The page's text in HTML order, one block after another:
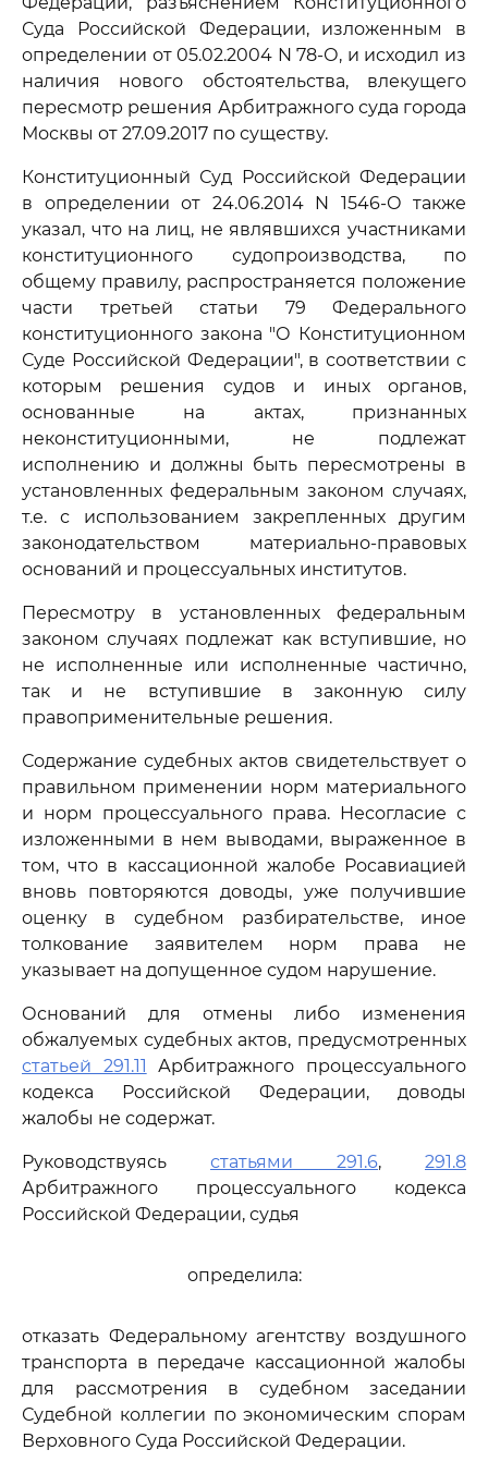
Суда Российской Федерации, изложенным в
определении от 05.02.2004 N 78-О, и исходил из
наличия нового обстоятельства, влекущего
пересмотр решения Арбитражного суда города
Москвы от 27.09.2017 по существу.
Конституционный Суд Российской Федерации
в определении от 24.06.2014 N 1546-О также
указал, что на лиц, не являвшихся участниками
конституционного судопроизводства, по
общему правилу, распространяется положение
части третьей статьи 79 Федерального
конституционного закона "О Конституционном
Суде Российской Федерации", в соответствии с
которым решения судов и иных органов,
основанные на актах, признанных
неконституционными, не подлежат
исполнению и должны быть пересмотрены в
установленных федеральным законом случаях,
т.е. с использованием закрепленных другим
законодательством материально-правовых
оснований и процессуальных институтов.
Пересмотру в установленных федеральным
законом случаях подлежат как вступившие, но
не исполненные или исполненные частично,
так и не вступившие в законную силу
правоприменительные решения.
Содержание судебных актов свидетельствует о
правильном применении норм материального
и норм процессуального права. Несогласие с
изложенными в нем выводами, выраженное в
том, что в кассационной жалобе Росавиацией
вновь повторяются доводы, уже получившие
оценку в судебном разбирательстве, иное
толкование заявителем норм права не
указывает на допущенное судом нарушение.
Оснований для отмены либо изменения
обжалуемых судебных актов, предусмотренных
статьей 291.11 Арбитражного процессуального
кодекса Российской Федерации, доводы
жалобы не содержат.
Руководствуясь статьями 291.6, 291.8
Арбитражного процессуального кодекса
Российской Федерации, судья
определила:
отказать Федеральному агентству воздушного
транспорта в передаче кассационной жалобы
для рассмотрения в судебном заседании
Судебной коллегии по экономическим спорам
Верховного Суда Российской Федерации.